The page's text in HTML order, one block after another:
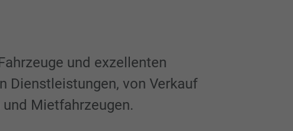
und exzellenten
Dienstleistungen, von Verkauf
Mietfahrzeugen.